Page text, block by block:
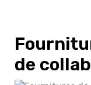
de